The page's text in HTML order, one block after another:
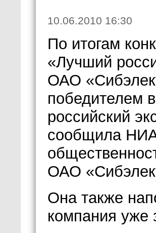
10.06.2010 16:30
По итогам
«Лучший
ОАО
победителем
российский
сообщила НИА
ОАО
Она также
компания уже